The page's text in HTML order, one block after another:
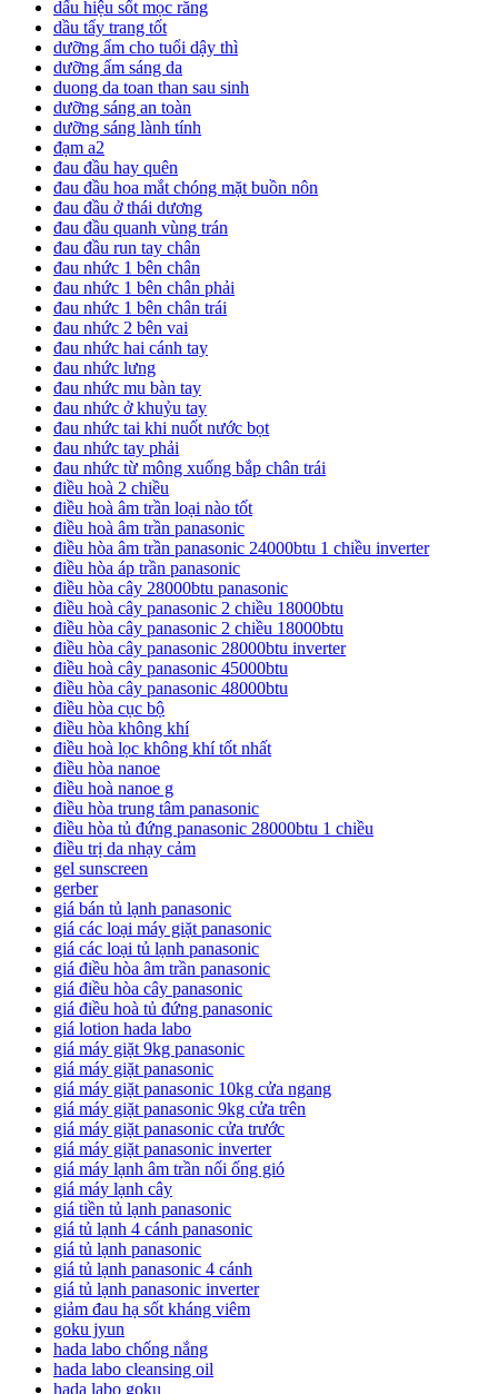
dấu hiệu sốt mọc răng
dầu tẩy trang tốt
dưỡng ẩm cho tuổi dậy thì
dưỡng ẩm sáng da
duong da toan than sau sinh
dưỡng sáng an toàn
dưỡng sáng lành tính
đạm a2
đau đầu hay quên
đau đầu hoa mắt chóng mặt buồn nôn
đau đầu ở thái dương
đau đầu quanh vùng trán
đau đầu run tay chân
đau nhức 1 bên chân
đau nhức 1 bên chân phải
đau nhức 1 bên chân trái
đau nhức 2 bên vai
đau nhức hai cánh tay
đau nhức lưng
đau nhức mu bàn tay
đau nhức ở khuỷu tay
đau nhức tai khi nuốt nước bọt
đau nhức tay phải
đau nhức từ mông xuống bắp chân trái
điều hoà 2 chiều
điều hoà âm trần loại nào tốt
điều hoà âm trần panasonic
điều hòa âm trần panasonic 24000btu 1 chiều inverter
điều hòa áp trần panasonic
điều hòa cây 28000btu panasonic
điều hoà cây panasonic 2 chiều 18000btu
điều hòa cây panasonic 2 chiều 18000btu
điều hòa cây panasonic 28000btu inverter
điều hoà cây panasonic 45000btu
điều hòa cây panasonic 48000btu
điều hòa cục bộ
điều hòa không khí
điều hoà lọc không khí tốt nhất
điều hòa nanoe
điều hoà nanoe g
điều hòa trung tâm panasonic
điều hòa tủ đứng panasonic 28000btu 1 chiều
điều trị da nhạy cảm
gel sunscreen
gerber
giá bán tủ lạnh panasonic
giá các loại máy giặt panasonic
giá các loại tủ lạnh panasonic
giá điều hòa âm trần panasonic
giá điều hòa cây panasonic
giá điều hoà tủ đứng panasonic
giá lotion hada labo
giá máy giặt 9kg panasonic
giá máy giặt panasonic
giá máy giặt panasonic 10kg cửa ngang
giá máy giặt panasonic 9kg cửa trên
giá máy giặt panasonic cửa trước
giá máy giặt panasonic inverter
giá máy lạnh âm trần nối ống gió
giá máy lạnh cây
giá tiền tủ lạnh panasonic
giá tủ lạnh 4 cánh panasonic
giá tủ lạnh panasonic
giá tủ lạnh panasonic 4 cánh
giá tủ lạnh panasonic inverter
giảm đau hạ sốt kháng viêm
goku jyun
hada labo chống nắng
hada labo cleansing oil
hada labo goku